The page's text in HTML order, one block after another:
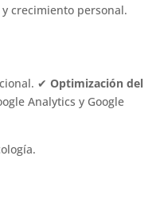
crecimiento personal.
✔ Optimización del
Analytics y Google